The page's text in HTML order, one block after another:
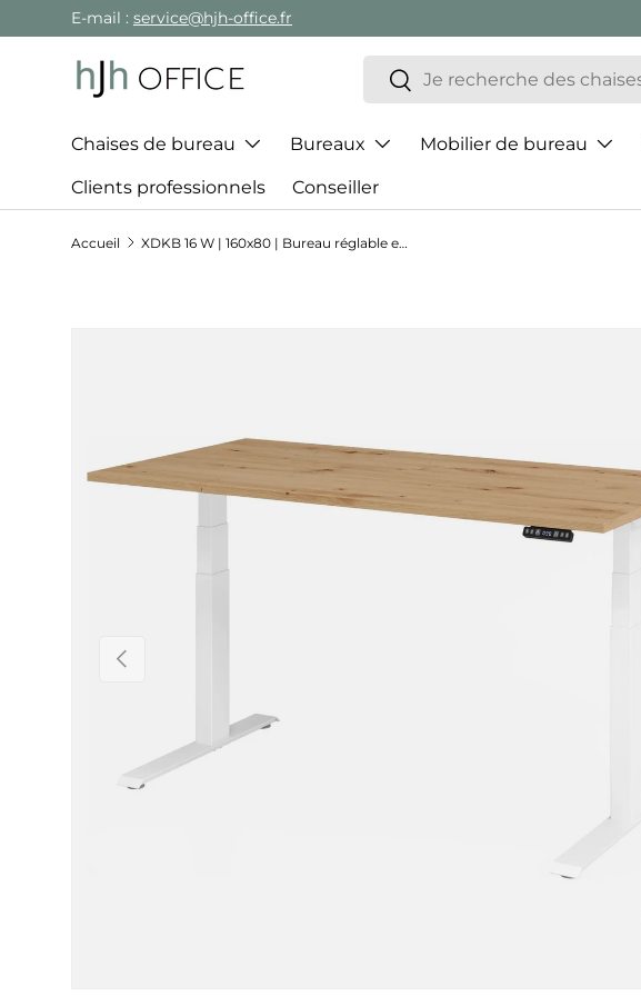
Aller au contenu
E-mail : service@hjh-office.fr
Recherche
Rechercher
Chaises de bureau Bureaux Mobilier de bureau
Clients professionnels Conseiller
Accueil XDKB 16 W | 160x80 | Bureau réglable en hauteur électriquement
Précédent